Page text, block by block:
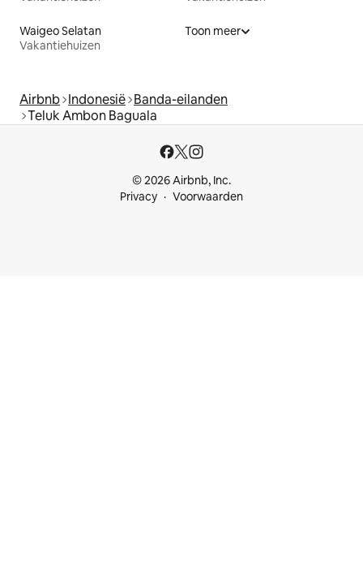
Waigeo Selatan
Vakantiehuizen
Toon meer
Airbnb Indonesië Banda-eilanden
Teluk Ambon Baguala
© 2026 Airbnb, Inc.
Privacy
Voorwaarden